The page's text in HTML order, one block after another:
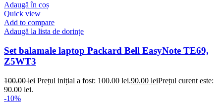
Adaugă în coș
Quick view
Add to compare
Adaugă la lista de dorințe
Set balamale laptop Packard Bell EasyNote TE69,
Z5WT3
100.00lei Prețul inițial a fost: 100.00 lei.90.00 leiPrețul curent este:
90.00 lei.
-10%